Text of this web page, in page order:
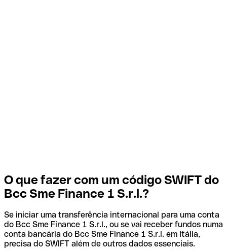
O que fazer com um código SWIFT do
Bcc Sme Finance 1 S.r.l.?
Se iniciar uma transferência internacional para uma conta
do Bcc Sme Finance 1 S.r.l., ou se vai receber fundos numa
conta bancária do Bcc Sme Finance 1 S.r.l. em Itália,
precisa do SWIFT além de outros dados essenciais.